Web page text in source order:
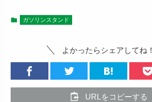
ガソリンスタンド
よかったらシェアしてね！
URLをコピーする